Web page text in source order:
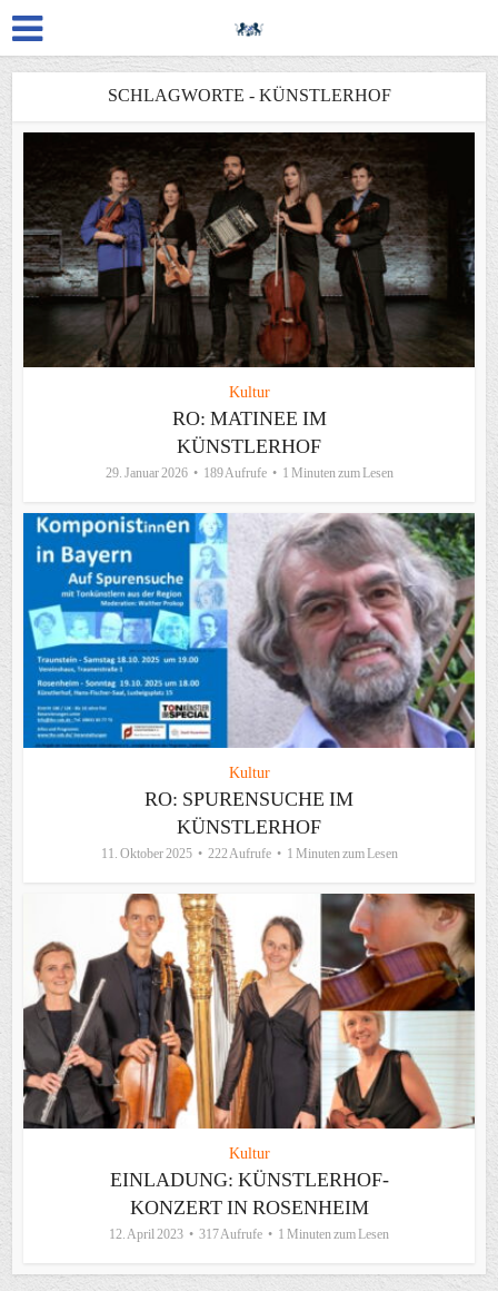
SCHLAGWORTE - KÜNSTLERHOF
Kultur
RO: MATINEE IM
KÜNSTLERHOF
29. Januar 2026 189 Aufrufe 1 Minuten zum Lesen
Kultur
RO: SPURENSUCHE IM
KÜNSTLERHOF
11. Oktober 2025 222 Aufrufe 1 Minuten zum Lesen
Kultur
EINLADUNG: KÜNSTLERHOF-
KONZERT IN ROSENHEIM
12. April 2023 317 Aufrufe 1 Minuten zum Lesen